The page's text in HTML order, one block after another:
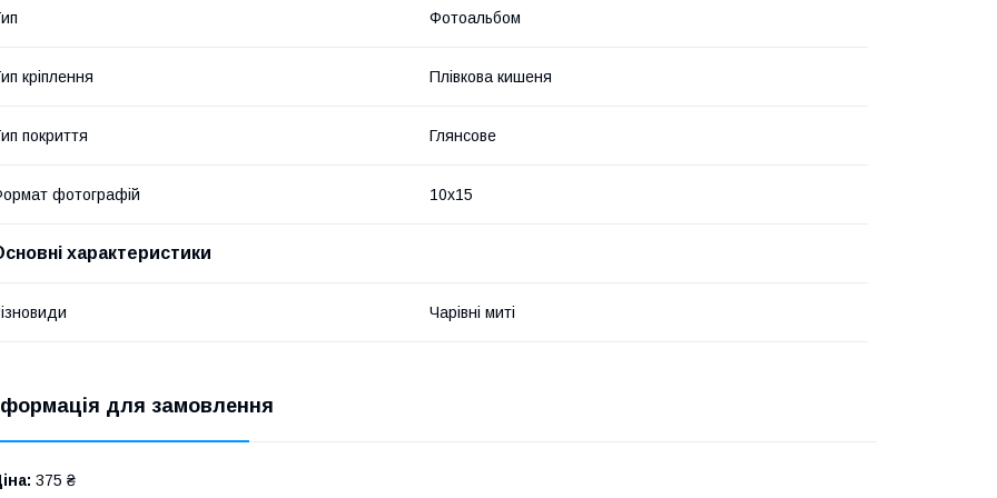
Фотоальбом
кріплення Плівкова кишеня
покриття Глянсове
фотографій 10х15
характеристики
Чарівні миті
для замовлення
375 ₴